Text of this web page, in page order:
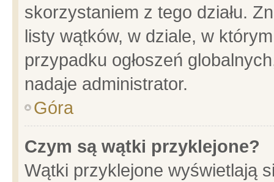
skorzystaniem z tego działu.
listy wątków, w dziale, w
przypadku ogłoszeń
nadaje administrator.
Góra
Czym są wątki przyklejone?
Wątki przyklejone wyświetlają